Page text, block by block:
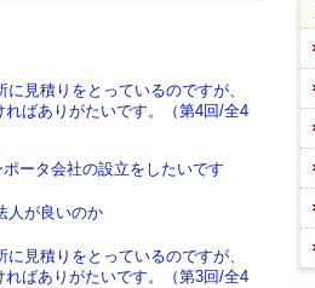
見積りをとっているのですが、
ばありがたいです。（第4回/全4
ータ会社の設立をしたいです
人が良いのか
見積りをとっているのですが、
ばありがたいです。（第3回/全4